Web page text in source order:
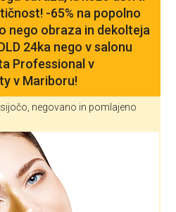
-65% na popolno
nego obraza in dekolteja
24ka nego v salonu
Professional v
v Mariboru!
negovano in pomlajeno